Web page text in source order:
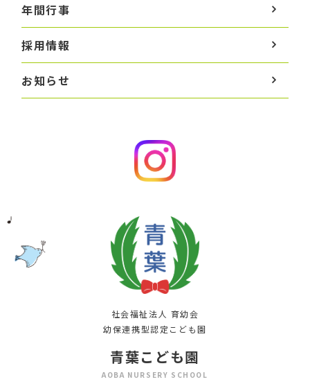
年間行事
採用情報
お知らせ
社会福祉法人 育幼会
幼保連携型認定こども園
青葉こども園
AOBA NURSERY SCHOOL